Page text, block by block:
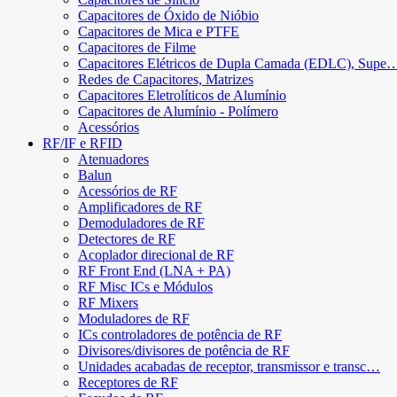
Capacitores de Óxido de Nióbio
Capacitores de Mica e PTFE
Capacitores de Filme
Capacitores Elétricos de Dupla Camada (EDLC),
Redes de Capacitores, Matrizes
Capacitores Eletrolíticos de Alumínio
Capacitores de Alumínio - Polímero
Acessórios
RF/IF e RFID
Atenuadores
Balun
Acessórios de RF
Amplificadores de RF
Demoduladores de RF
Detectores de RF
Acoplador direcional de RF
RF Front End (LNA + PA)
RF Misc ICs e Módulos
RF Mixers
Moduladores de RF
ICs controladores de potência de RF
Divisores/divisores de potência de RF
Unidades acabadas de receptor, transmissor e transc…
Receptores de RF